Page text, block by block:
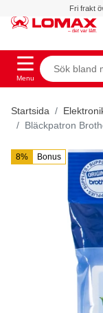
Fri frakt
Menu
Startsida
Bläckpatron
8% Bonus